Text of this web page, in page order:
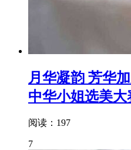
月华凝韵 芳华
中华小姐选美
阅读：197
7